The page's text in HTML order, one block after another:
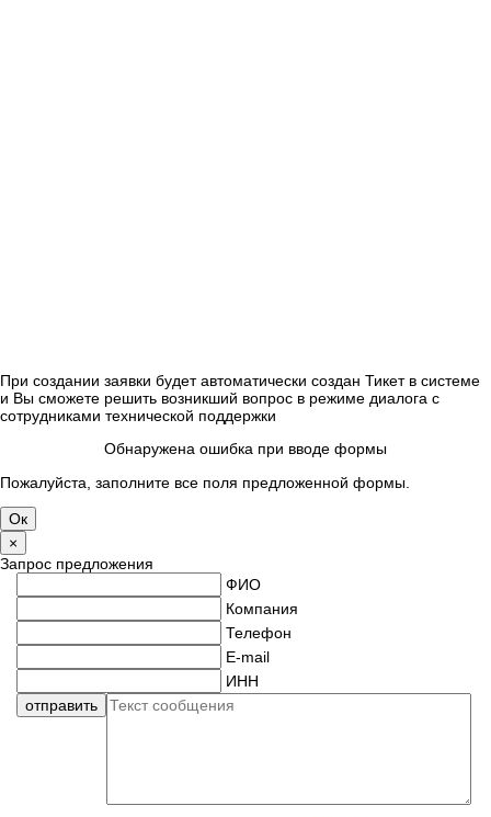
При создании заявки будет автоматически создан Тикет в системе
и Вы сможете решить возникший вопрос в режиме диалога с
сотрудниками технической поддержки
Обнаружена ошибка при вводе формы
Пожалуйста, заполните все поля предложенной формы.
×
Запрос предложения
ФИО
Компания
Телефон
E-mail
ИНН